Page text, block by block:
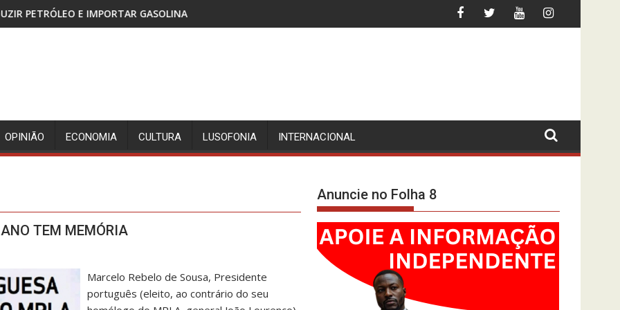
CABINDA, TERRITÓRIO SEM PAZ E A FLEC-FAC LÁ ESTÁ… DE PÉLEI CONTRA AS “FAKE NEWS”? MPLA
OPINIÃO ECONOMIA CULTURA LUSOFONIA INTERNACIONAL
TEM MEMÓRIA
Marcelo Rebelo de Sousa, Presidente
português (eleito, ao contrário do seu
Anuncie no Folha 8